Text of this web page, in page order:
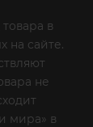
в
на сайте.
не
мира» в